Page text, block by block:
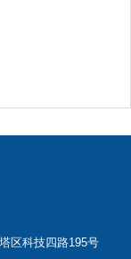
区科技四路195号